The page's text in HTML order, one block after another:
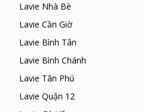
Lavie Nhà Bè
Lavie Cần Giờ
Lavie Bình Tân
Lavie Bình Chánh
Lavie Tân Phú
Lavie Quận 12